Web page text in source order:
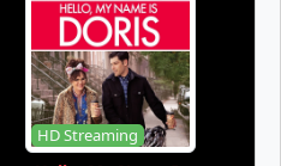
HD Streaming